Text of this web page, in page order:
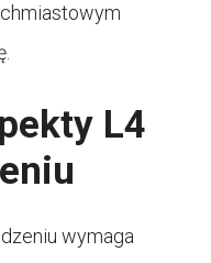
L4
wymaga